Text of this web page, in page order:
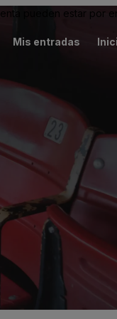
pueden estar por
Mis entradas